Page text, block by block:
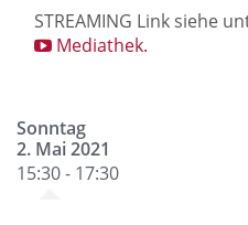
STREAMING Link siehe
Mediathek.
Sonntag
2. Mai 2021
15:30 - 17:30